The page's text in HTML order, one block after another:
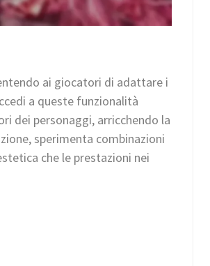
ai giocatori di adattare i
a queste funzionalità
dei personaggi, arricchendo la
sperimenta combinazioni
che le prestazioni nei